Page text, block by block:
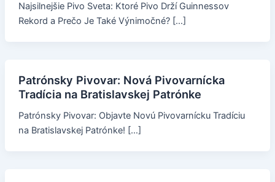
Najsilnejšie Pivo Sveta: Ktoré Pivo Drží Guinnessov
Rekord a Prečo Je Také Výnimočné? […]
Patrónsky Pivovar: Nová Pivovarnícka
Tradícia na Bratislavskej Patrónke
Patrónsky Pivovar: Objavte Novú Pivovarnícku Tradíciu
na Bratislavskej Patrónke! […]